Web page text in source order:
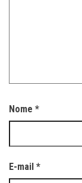
Nome *
E-mail *